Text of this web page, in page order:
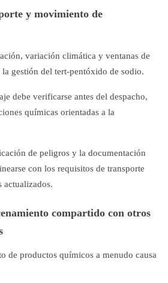
y movimiento de
variación climática y ventanas de
gestión del tert-pentóxido de sodio.
debe verificarse antes del despacho,
químicas orientadas a la
de peligros y la documentación
con los requisitos de transporte
actualizados.
compartido con otros
de productos químicos a menudo causa